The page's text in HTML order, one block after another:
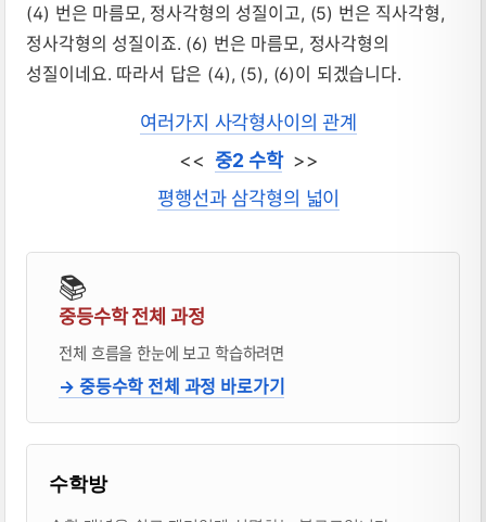
(4) 번은 마름모, 정사각형의 성질이고, (5) 번은 직사각형,
정사각형의 성질이죠. (6) 번은 마름모, 정사각형의
성질이네요. 따라서 답은 (4), (5), (6)이 되겠습니다.
여러가지 사각형사이의 관계
<< 중2 수학>>
평행선과 삼각형의 넓이
📚
중등수학 전체 과정
전체 흐름을 한눈에 보고 학습하려면
→ 중등수학 전체 과정 바로가기
블로거 & 출판 교재 소개
수학방